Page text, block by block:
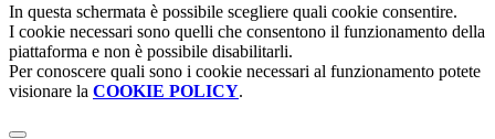
In questa schermata è possibile scegliere quali cookie consentire.
I cookie necessari sono quelli che consentono il funzionamento della
piattaforma e non è possibile disabilitarli.
Per conoscere quali sono i cookie necessari al funzionamento potete
visionare la COOKIE POLICY.